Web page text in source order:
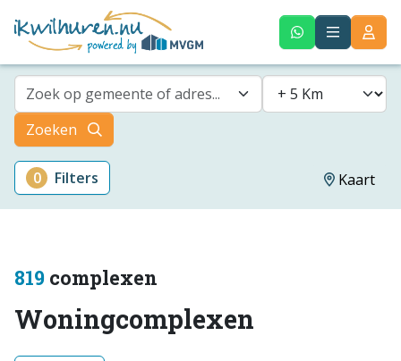
Zoek op gemeente of adres...
Zoeken
0 Filters Kaart
819 complexen
Woningcomplexen